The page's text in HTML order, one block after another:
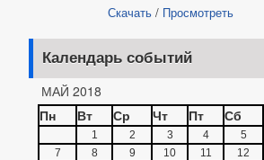
Скачать/ Просмотреть
Календарь событий
МАЙ 2018
Пн
Вт Ср Чт Пт Сб
1 2 3 4 5
7
8 9 10 11 12